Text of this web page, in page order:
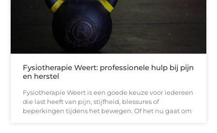
Fysiotherapie Weert: professionele hulp bij pijn
en herstel
Fysiotherapie Weert is een goede keuze voor iedereen
die last heeft van pijn, stijfheid, blessures of
beperkingen tijdens het bewegen. Of het nu gaat om